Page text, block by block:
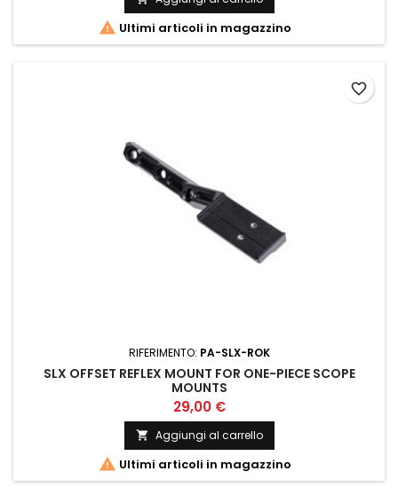
 Ultimi articoli in magazzino
RIFERIMENTO: PA-SLX-ROK
SLX OFFSET REFLEX MOUNT FOR ONE-PIECE SCOPE
MOUNTS
29,00 €
 Aggiungi al carrello
 Ultimi articoli in magazzino
favorite_border